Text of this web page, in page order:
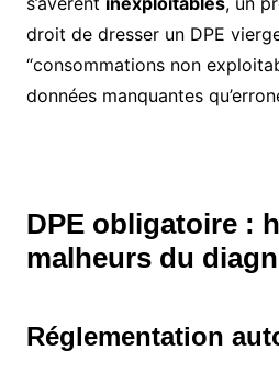
droit de dresser un DPE
“consommations non
données manquantes
DPE obligatoire :
malheurs du
Réglementation